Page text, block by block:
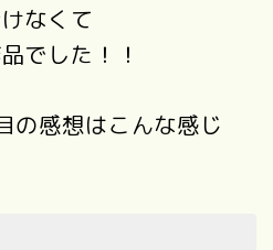
なくて
でした！！
感想はこんな感じ